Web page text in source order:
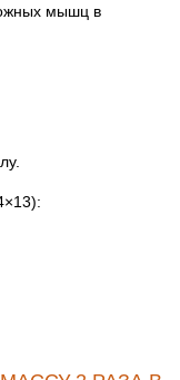
мышц в